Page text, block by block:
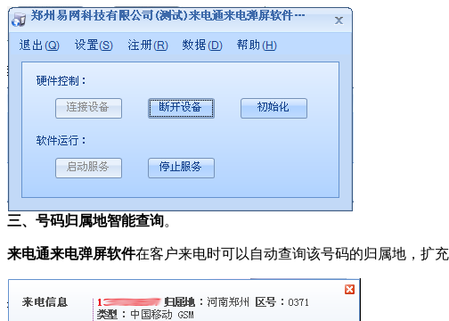
三、号码归属地智能查询。
来电通来电弹屏软件在客户来电时可以自动查询该号码的归属地，扩